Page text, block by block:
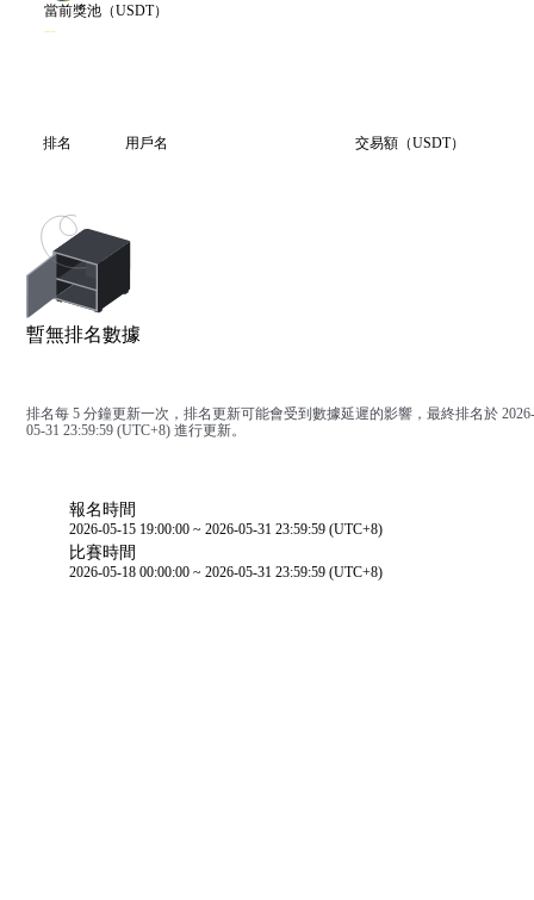
當前獎池（USDT）
--
排名 用戶名 交易額（USDT）
暫無排名數據
排名每 5 分鐘更新一次，排名更新可能會受到數據延遲的影響，最終排名於 2026-
05-31 23:59:59 (UTC+8) 進行更新。
報名時間
2026-05-15 19:00:00 ~ 2026-05-31 23:59:59 (UTC+8)
比賽時間
2026-05-18 00:00:00 ~ 2026-05-31 23:59:59 (UTC+8)